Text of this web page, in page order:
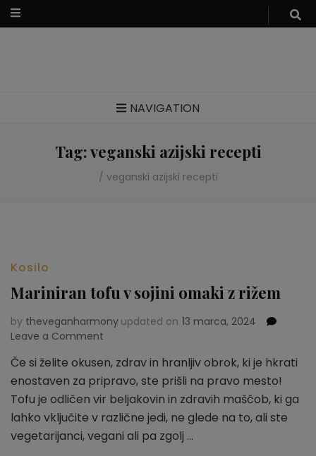
NAVIGATION
Tag:veganski azijski recepti
/ veganski azijski recepti
Kosilo
Mariniran tofu v sojini omaki z rižem
by theveganharmony updated on 13 marca, 2024
Leave a Comment
tofu
v
sojini
omaki
z
rižem
Če si želite okusen, zdrav in hranljiv obrok, ki je hkrati
enostaven za pripravo, ste prišli na pravo mesto!
Tofu je odličen vir beljakovin in zdravih maščob, ki ga
lahko vključite v različne jedi, ne glede na to, ali ste
vegetarijanci, vegani ali pa zgolj …